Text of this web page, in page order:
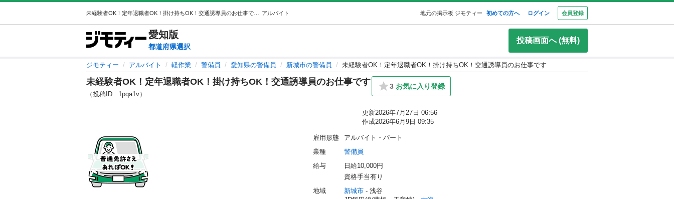
アルバイト 地元の掲示板 ジモティー 初めての方へ ログイン 会員登録
愛知版
都道府県選択
投稿画面へ (無料)
ジモティー アルバイト 軽作業 警備員 愛知県の警備員 新城市の警備員 未経験者OK！定年退職者OK！掛け持ちOK！交通誘導員のお仕事です
未経験者OK！定年退職者OK！掛け持ちOK！交通誘導員のお仕事です
（投稿ID : 1pqa1v）
3 お気に入り登録
更新2026年7月27日 06:56
作成2026年6月9日 09:35
雇用形態
アルバイト・パート
業種
警備員
給与
日給10,000円
資格手当有り
地域
新城市 - 浅谷